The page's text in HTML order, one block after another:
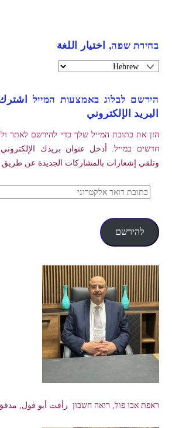
בחירת שפה, اختيار اللغة
הירשם לבלוג באמצעות המייל
البريد الإلكتروني
הזן את כתובת המייל שלך כדי להירשם לאתר
חדשים במייל. أدخل عنوان بريدك
وتلقي إشعارات بالمشاركات الجديدة عن طريق
כתובת
אלקטרוני
להירשם
ראפת אבו פול, רואה חשבון رأفت أبو فول,